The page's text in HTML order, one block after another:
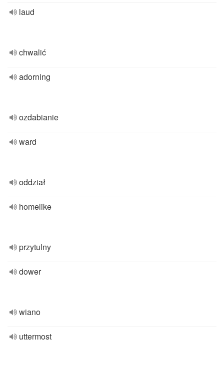
laud
chwalić
adorning
ozdabianie
ward
oddział
homelike
przytulny
dower
wiano
uttermost